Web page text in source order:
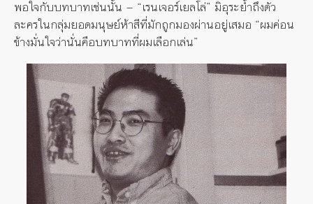
พอใจกับบทบาทเช่นนั้น — “เรนเจอร์เยลโล่” มิอุระย้ำถึงตัว
ละครในกลุ่มยอดมนุษย์ห้าสีที่มักถูกมองผ่านอยู่เสมอ “ผมค่อน
ข้างมั่นใจว่านั่นคือบทบาทที่ผมเลือกเล่น”